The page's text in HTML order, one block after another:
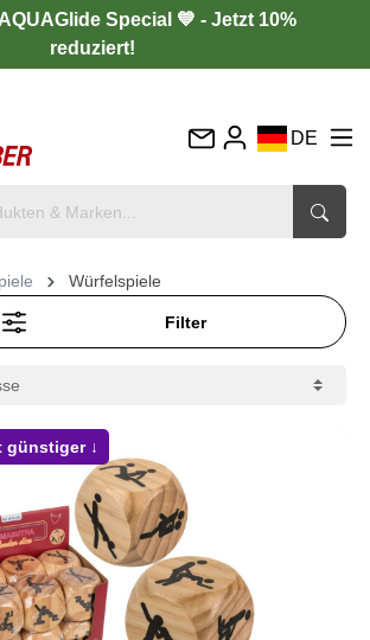
Special 💙 - Jetzt 10%
reduziert!
DE
IT
Würfelspiele
Filter
günstiger ↓